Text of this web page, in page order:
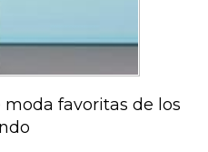
moda favoritas de los